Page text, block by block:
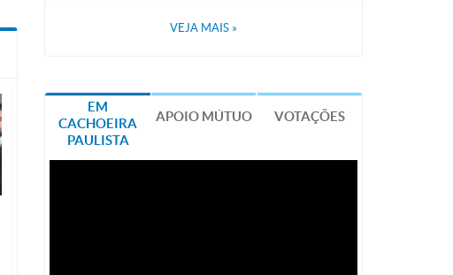
VEJA MAIS »
EM
CACHOEIRA
PAULISTA
APOIO MÚTUO VOTAÇÕES